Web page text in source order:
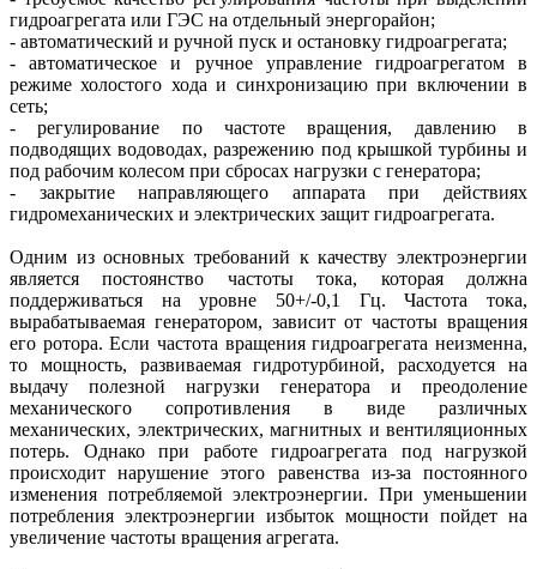
гид­роагрегата или ГЭС на отдельный энергорайон;
- автоматический и ручной пуск и остановку гидроагрегата;
- автоматическое и ручное управление гидроагрегатом в
режиме холостого хода и синхронизацию при включении в
сеть;
- регулирование по частоте вращения, давлению в
подводящих водоводах, разрежению под крышкой турбины и
под рабочим колесом при сбросах нагрузки с генератора;
- закрытие направляющего аппарата при действиях
гидромеханических и электрических защит гидроагрегата.
Одним из основных требований к качеству электроэнергии
является постоянство частоты тока, которая должна
поддерживаться на уровне 50+/-0,1 Гц. Частота тока,
вырабатываемая генератором, зависит от частоты вращения
его ротора. Если частота вращения гидроагрегата неизменна,
то мощность, развивае­мая гидротурбиной, расходуется на
выдачу полезной нагрузки генератора и преодоление
механического сопротивления в виде различных
механических, электрических, магнитных и вентиляционных
потерь. Однако при работе гидроагрегата под нагрузкой
происходит нарушение этого равенства из-за постоянного
изменения потребляемой электроэнергии. При уменьшении
потребления электроэнергии избыток мощности пойдет на
увеличение частоты вращения агрегата.